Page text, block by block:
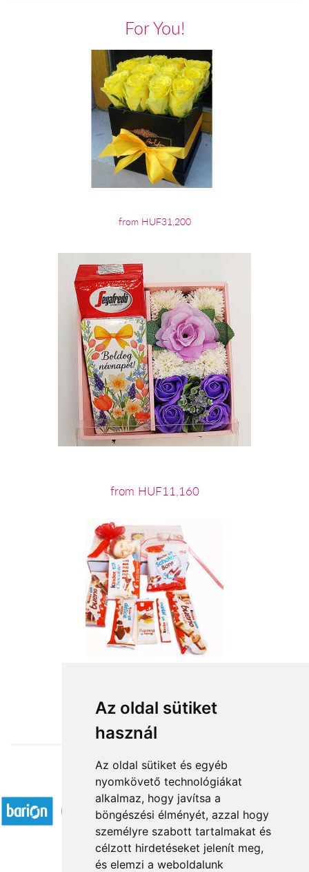
Az oldal sütiket
használ
Az oldal sütiket és egyéb
nyomkövető technológiákat
alkalmaz, hogy javítsa a
böngészési élményét, azzal hogy
személyre szabott tartalmakat és
célzott hirdetéseket jelenít meg,
és elemzi a weboldalunk
For You!
from HUF31,200
from HUF11,160
Accepted payment methods